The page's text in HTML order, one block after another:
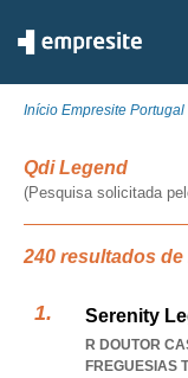
Início Empresite Portugal
Qdi Legend
(Pesquisa solicitada
240 resultados
Serenity
R DOUTOR
FREGUESIAS